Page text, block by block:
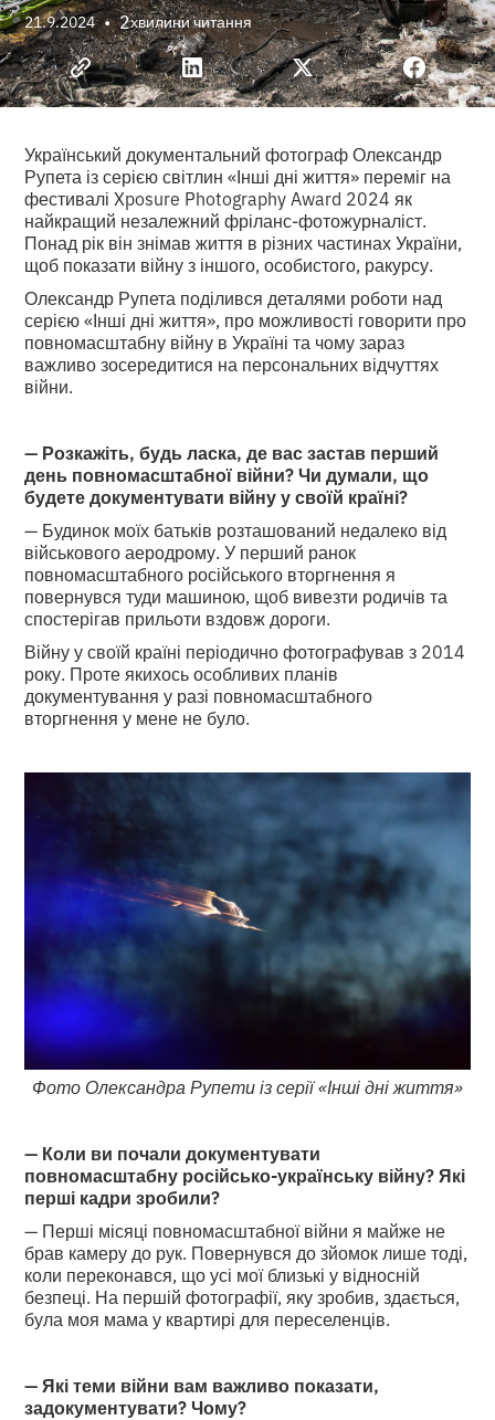
21.9.2024 • 2хвилини читання
Український документальний фотограф Олександр
Рупета із серією світлин «Інші дні життя» переміг на
фестивалі Xposure Photography Award 2024 як
найкращий незалежний фріланс-фотожурналіст.
Понад рік він знімав життя в різних частинах України,
щоб показати війну з іншого, особистого, ракурсу.
Олександр Рупета поділився деталями роботи над
серією «Інші дні життя», про можливості говорити про
повномасштабну війну в Україні та чому зараз
важливо зосередитися на персональних відчуттях
війни.
— Розкажіть, будь ласка, де вас застав перший
день повномасштабної війни? Чи думали, що
будете документувати війну у своїй країні?
— Будинок моїх батьків розташований недалеко від
військового аеродрому. У перший ранок
повномасштабного російського вторгнення я
повернувся туди машиною, щоб вивезти родичів та
спостерігав прильоти вздовж дороги.
Війну у своїй країні періодично фотографував з 2014
року. Проте якихось особливих планів
документування у разі повномасштабного
вторгнення у мене не було.
Фото Олександра Рупети із серії «Інші дні життя»
— Коли ви почали документувати
повномасштабну російсько-українську війну? Які
перші кадри зробили?
— Перші місяці повномасштабної війни я майже не
брав камеру до рук. Повернувся до зйомок лише тоді,
коли переконався, що усі мої близькі у відносній
безпеці. На першій фотографії, яку зробив, здається,
була моя мама у квартирі для переселенців.
— Які теми війни вам важливо показати,
задокументувати? Чому?